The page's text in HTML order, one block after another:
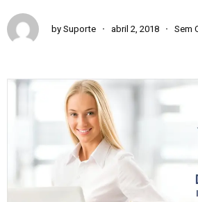
by Suporte abril 2, 2018 Sem